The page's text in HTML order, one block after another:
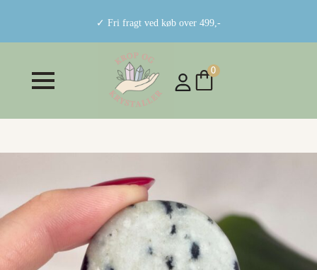
✓ Fri fragt ved køb over 499,-
0